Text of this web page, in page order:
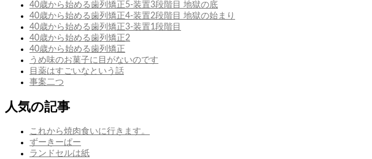
ト
の
40歳から始める歯列矯正5-装置3段階目 地獄の底
40歳から始める歯列矯正4-装置2段階目 地獄の始まり
40歳から始める歯列矯正3-装置1段階目
40歳から始める歯列矯正2
40歳から始める歯列矯正
うめ味のお菓子に目がないのです
目薬はすごいなという話
事案二つ
人気の記事
これから焼肉食いに行きます。
ずーきーぱー
ランドセルは紙